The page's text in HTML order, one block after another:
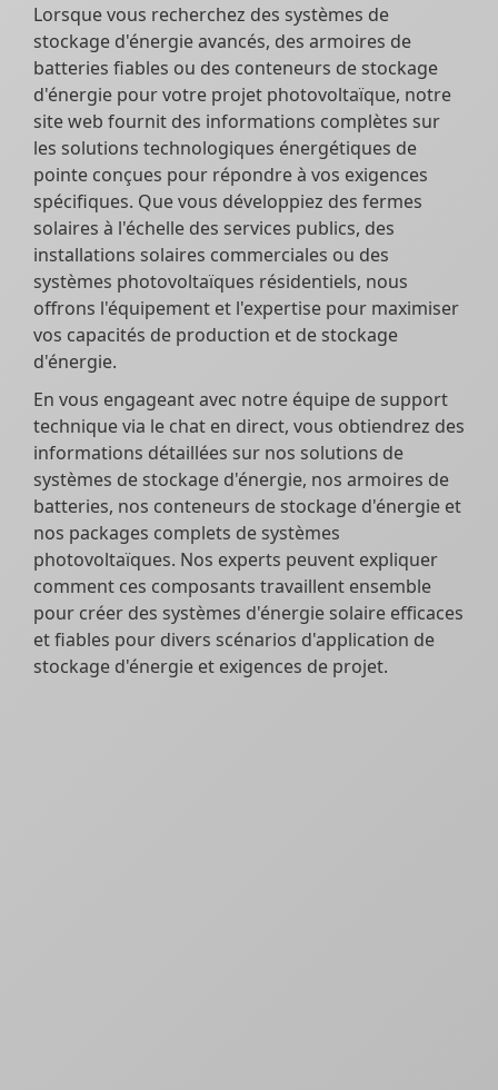
Lorsque vous recherchez des systèmes de
stockage d'énergie avancés, des armoires de
batteries fiables ou des conteneurs de stockage
d'énergie pour votre projet photovoltaïque, notre
site web fournit des informations complètes sur
les solutions technologiques énergétiques de
pointe conçues pour répondre à vos exigences
spécifiques. Que vous développiez des fermes
solaires à l'échelle des services publics, des
installations solaires commerciales ou des
systèmes photovoltaïques résidentiels, nous
offrons l'équipement et l'expertise pour maximiser
vos capacités de production et de stockage
d'énergie.
En vous engageant avec notre équipe de support
technique via le chat en direct, vous obtiendrez des
informations détaillées sur nos solutions de
systèmes de stockage d'énergie, nos armoires de
batteries, nos conteneurs de stockage d'énergie et
nos packages complets de systèmes
photovoltaïques. Nos experts peuvent expliquer
comment ces composants travaillent ensemble
pour créer des systèmes d'énergie solaire efficaces
et fiables pour divers scénarios d'application de
stockage d'énergie et exigences de projet.